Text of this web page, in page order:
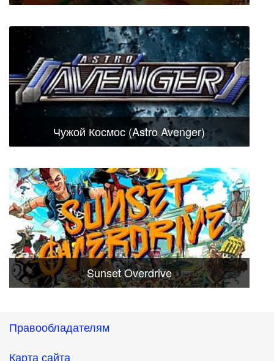
Чужой Космос (Astro Avenger)
Sunset Overdrive
Правообладателям
Карта сайта